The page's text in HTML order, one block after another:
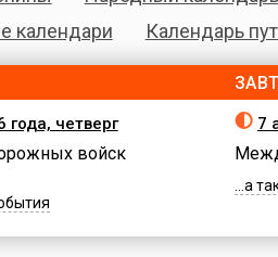
календари
Календарь
года, четверг
войск
7
...а